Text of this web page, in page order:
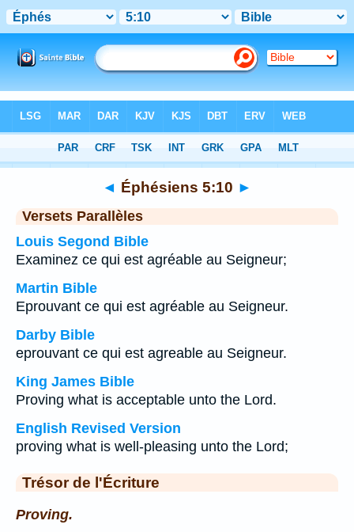
Chapitre 5 > Verset 10
◄ Éphésiens 5:10 ►
Versets Parallèles
Louis Segond Bible
Examinez ce qui est agréable au Seigneur;
Martin Bible
Eprouvant ce qui est agréable au Seigneur.
Darby Bible
eprouvant ce qui est agreable au Seigneur.
King James Bible
Proving what is acceptable unto the Lord.
English Revised Version
proving what is well-pleasing unto the Lord;
Trésor de l'Écriture
Proving.